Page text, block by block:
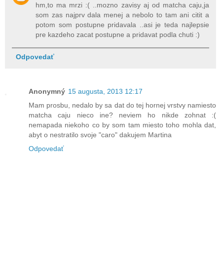
hm,to ma mrzi :( ..mozno zavisy aj od matcha caju,ja
som zas najprv dala menej a nebolo to tam ani citit a
potom som postupne pridavala ..asi je teda najlepsie
pre kazdeho zacat postupne a pridavat podla chuti :)
Odpovedať
Anonymný 15 augusta, 2013 12:17
Mam prosbu, nedalo by sa dat do tej hornej vrstvy namiesto
matcha caju nieco ine? neviem ho nikde zohnat :(
nemapada niekoho co by som tam miesto toho mohla dat,
abyt o nestratilo svoje "caro" dakujem Martina
Odpovedať